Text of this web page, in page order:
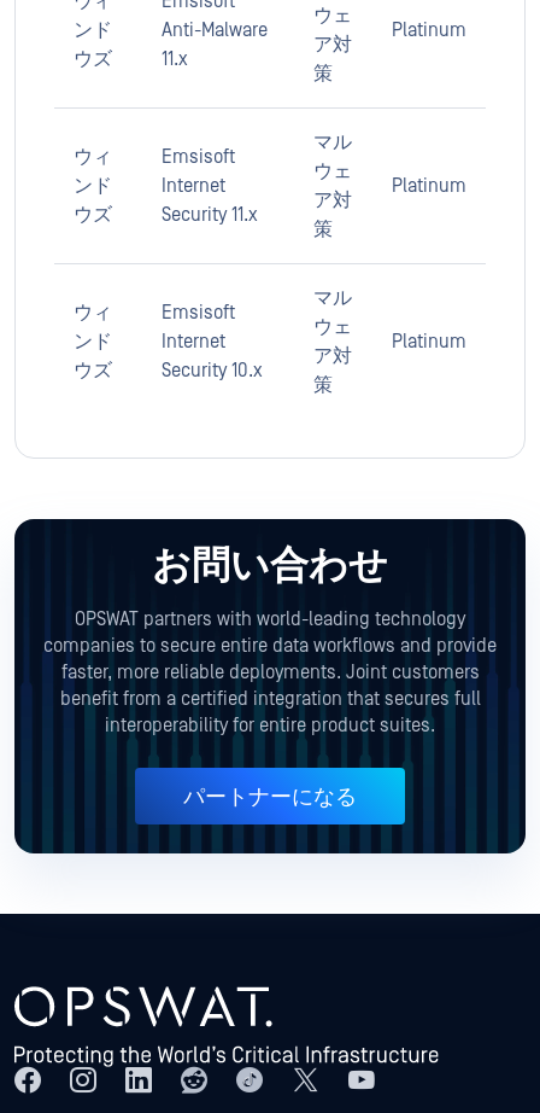
ンド
ウズ
Anti-Malware
11.x
ウェ
ア対
策
Platinum
ウィ
ンド
ウズ
Emsisoft
Internet
Security 11.x
マル
ウェ
ア対
策
Platinum
ウィ
ンド
ウズ
Emsisoft
Internet
Security 10.x
マル
ウェ
ア対
策
Platinum
お問い合わせ
OPSWAT partners with world-leading technology
companies to secure entire data workflows and provide
faster, more reliable deployments. Joint customers
benefit from a certified integration that secures full
interoperability for entire product suites.
パートナーになる